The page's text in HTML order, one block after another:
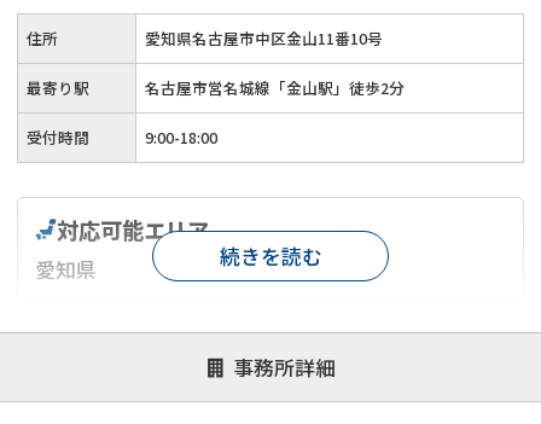
住所 愛知県名古屋市中区金山11番10号
最寄り駅 名古屋市営名城線「金山駅」徒歩2分
受付時間 9:00-18:00
事務所詳細
対応可能エリア
愛知県
対応が親身 オンライン面談可能
レスポンスが早い
1億円以上の買取可
続きを読む